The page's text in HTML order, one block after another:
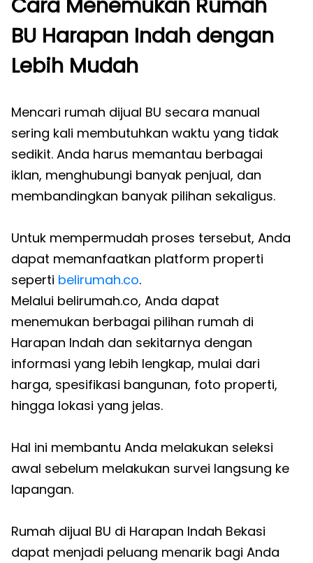
Cara Menemukan Rumah
BU Harapan Indah dengan
Lebih Mudah
Mencari rumah dijual BU secara manual
sering kali membutuhkan waktu yang tidak
sedikit. Anda harus memantau berbagai
iklan, menghubungi banyak penjual, dan
membandingkan banyak pilihan sekaligus.
Untuk mempermudah proses tersebut, Anda
dapat memanfaatkan platform properti
seperti belirumah.co.
Melalui belirumah.co, Anda dapat
menemukan berbagai pilihan rumah di
Harapan Indah dan sekitarnya dengan
informasi yang lebih lengkap, mulai dari
harga, spesifikasi bangunan, foto properti,
hingga lokasi yang jelas.
Hal ini membantu Anda melakukan seleksi
awal sebelum melakukan survei langsung ke
lapangan.
Rumah dijual BU di Harapan Indah Bekasi
dapat menjadi peluang menarik bagi Anda